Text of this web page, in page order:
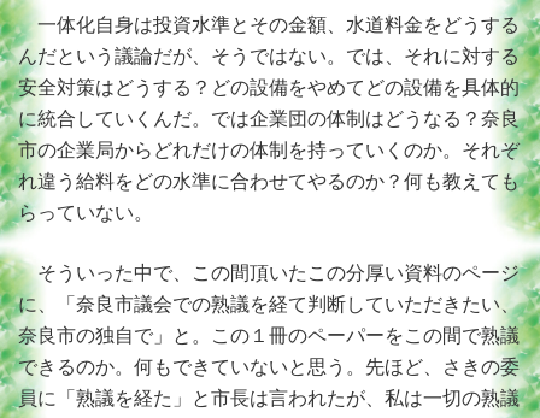
一体化自身は投資水準とその金額、水道料金をどうする
んだという議論だが、そうではない。では、それに対する
安全対策はどうする？どの設備をやめてどの設備を具体的
に統合していくんだ。では企業団の体制はどうなる？奈良
市の企業局からどれだけの体制を持っていくのか。それぞ
れ違う給料をどの水準に合わせてやるのか？何も教えても
らっていない。
そういった中で、この間頂いたこの分厚い資料のページ
に、「奈良市議会での熟議を経て判断していただきたい、
奈良市の独自で」と。この１冊のペーパーをこの間で熟議
できるのか。何もできていないと思う。先ほど、さきの委
員に「熟議を経た」と市長は言われたが、私は一切の熟議